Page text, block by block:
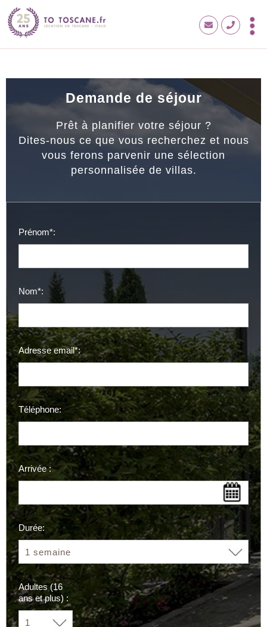
Demande de séjour
Prêt à planifier votre séjour ?
Dites-nous ce que vous recherchez et nous
vous ferons parvenir une sélection
personnalisée de villas.
Prénom*:
Nom*:
Adresse email*:
Téléphone:
Arrivée :
Durée:
Adultes (16
ans et plus) :